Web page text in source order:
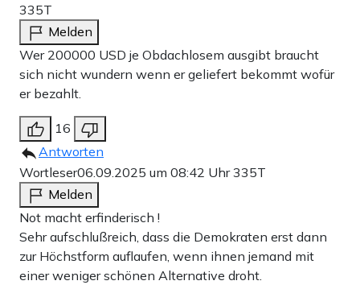
335T
Melden
Wer 200000 USD je Obdachlosem ausgibt braucht
sich nicht wundern wenn er geliefert bekommt wofür
er bezahlt.
16
Antworten
Wortleser06.09.2025 um 08:42 Uhr335T
Melden
Not macht erfinderisch !
Sehr aufschlußreich, dass die Demokraten erst dann
zur Höchstform auflaufen, wenn ihnen jemand mit
einer weniger schönen Alternative droht.